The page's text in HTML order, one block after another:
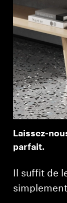
Laissez-
parfait.
Il suffit de